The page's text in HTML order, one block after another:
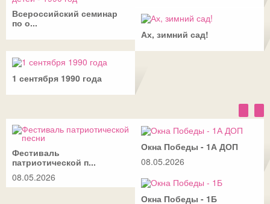
Всероссийский семинар
по о...
Ах, зимний сад!
1 сентября 1990 года
Фестиваль
патриотической п...
08.05.2026
Окна Победы - 1А ДОП
08.05.2026
Окна Победы - 1Б